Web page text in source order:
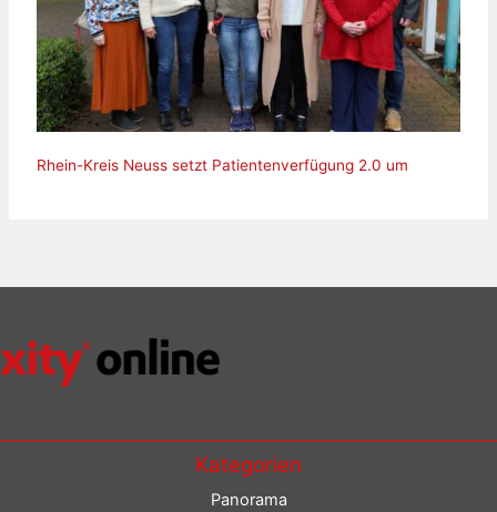
Rhein-Kreis Neuss setzt Patientenverfügung 2.0 um
Kategorien
Panorama